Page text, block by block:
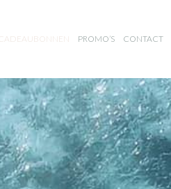
PROMO’S CONTACT